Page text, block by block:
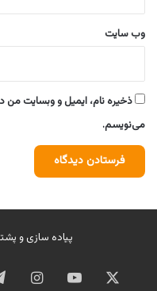
وب‌ سایت
ذخیره نام، ایمیل و وبسایت من
می‌نویسم.
پیاده سازی و
ایکس یوتیوب